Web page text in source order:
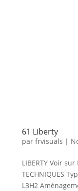
61 Liberty
par frvisuals |
LIBERTY Voir sur
TECHNIQUES
L3H2